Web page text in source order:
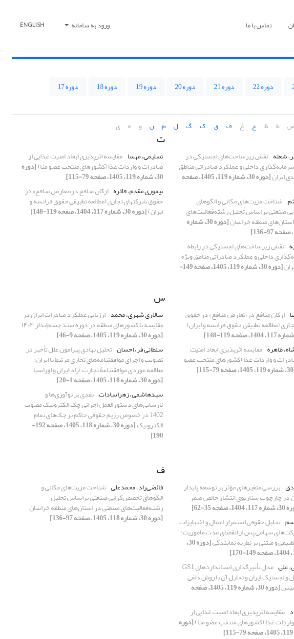
تماس با ما ورود به سامانه ENGLISH
دوره 22 دوره 21 دوره 20 دوره 19 دوره 18
دوره 17
ط ظ ع غ ف ق ک گ ل م ن و ه ی
شعله نقش زیرساخت‌های لجستیکی در
داخلی و عملکرد صادراتی مناطق
ایران [دوره 30، شماره 119، 1405، صفحه
شناخت مزیت‌های مکانی و الگوهای
صنعتی براساس تحلیل رشته‌فعالیت‌های
منطقه خراسان [دوره 30، شماره
نقش زیرساخت‌های لجستیکی در رابطه
داخلی و عملکرد صادراتی مناطق ویژه
[دوره 30، شماره 119، 1405، صفحه 149-
ت
تسلیمی، مهسا مقایسه اثرپذیری ابعاد امنیت غذایی از
صادرات و واردات غذا (کشورهای منتخب عضو منا)[دوره
30، شماره 119، 1405، صفحه 79-115]
تیموری مقدم، فائزه ارکان منافع در«تعارض منافع» در
حقوق شرکتهای تجاری (مطالعه تطبیقی حقوق فرانسه و
ایران)[دوره 30، شماره 117، 1404، صفحه 119-148]
ارکان منافع در«تعارض منافع» در حقوق
(مطالعه تطبیقی حقوق فرانسه و ایران)
طاهره مقایسه اثرپذیری ابعاد امنیت
و واردات غذا (کشورهای منتخب عضو
س
سالاری شهری، محمد ارزیابی عملکرد صادرات ایران در
مقایسه با کشورهای منطقه در دوره سند چشم‌انداز ۱۴۰۴
[دوره 30، شماره 119، 1405، صفحه 9-46]
سلطانی فر، احسان تحلیل نهادی پیرامون علل تأخیر در
تصویب و اجرای موافقتنامه‌های تجاری مرتبط با ایران؛
مطالعه موردی موافقتنامۀ تجارت آزاد ایران و اوراسیا
[دوره 30، شماره 118، 1405، صفحه 1-20]
سیدهاشمی، زهراسادات نقدی بر نوآوری‌ها و
نارسایی‌های دستورالعمل اجرائی چک الکترونیک مصوب
1402 در خصوص رژیم حقوقی حاکم بر چک‌های تمام
الکترونیک [دوره 30، شماره 118، 1405، صفحه 192-
190]
بررسی متغیر‌های مؤثر بر توسعه پایدار
در چارچوب سناریوی انتشار خالص صفر
صفحه 35-62]
تحلیل حقوقی استمرار اعمال و اختبایرات
سهامی پس از انقضای مدت ماموریت:
و مبتنی بر نظریه نمایندگی [دوره 30،
علی
مدل تأثیرگذاری استانداردهای GS1
و لجستیک ایران و تحلیل آن با روش دلفی
[دوره 30، شماره 119، 1405، صفحه
مقایسه اثرپذیری ابعاد امنیت غذایی از
غذا (کشورهای منتخب عضو منا)[دوره
ف
فائضی‌راد، محمدعلی شناخت مزیت‌های مکانی و
الگوهای تخصص‌گرایی صنعتی براساس تحلیل
رشته‌فعالیت‌های صنعتی در استان‌های منطقه خراسان
[دوره 30، شماره 118، 1405، صفحه 97-136]